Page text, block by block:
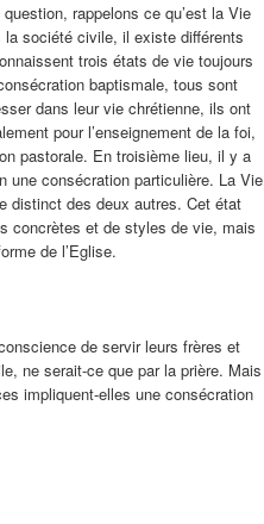
rappelons ce qu’est la Vie
société civile, il existe différents
trois états de vie toujours
baptismale, tous sont
dans leur vie chrétienne, ils ont
pour l’enseignement de la foi,
pastorale. En troisième lieu, il y a
consécration particulière. La Vie
distinct des deux autres. Cet état
concrètes et de styles de vie, mais
de l’Eglise.
de servir leurs frères et
ne serait-ce que par la prière. Mais
impliquent-elles une consécration